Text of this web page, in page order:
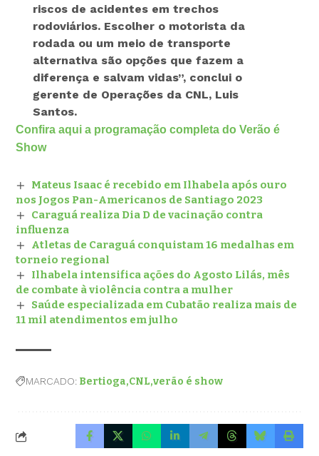
riscos de acidentes em trechos
rodoviários. Escolher o motorista da
rodada ou um meio de transporte
alternativa são opções que fazem a
diferença e salvam vidas”, conclui o
gerente de Operações da CNL, Luis
Santos.
Confira aqui a programação completa do Verão é
Show
Mateus Isaac é recebido em Ilhabela após ouro
nos Jogos Pan-Americanos de Santiago 2023
Caraguá realiza Dia D de vacinação contra
influenza
Atletas de Caraguá conquistam 16 medalhas em
torneio regional
Ilhabela intensifica ações do Agosto Lilás, mês
de combate à violência contra a mulher
Saúde especializada em Cubatão realiza mais de
11 mil atendimentos em julho
MARCADO: Bertioga CNL verão é show